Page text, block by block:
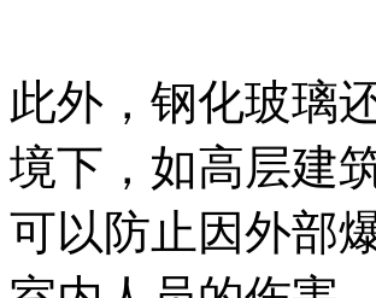
此外，钢化玻璃
境下，如高层建
可以防止因外部